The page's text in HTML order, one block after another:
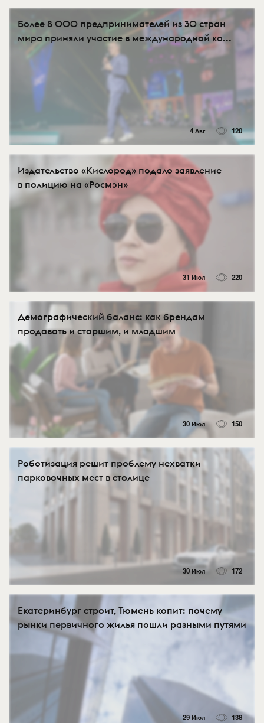
Более 8 000 предпринимателей из 30 стран
мира приняли участие в международной ко...
4 Авг 120
Издательство «Кислород» подало заявление
в полицию на «Росмэн»
31 Июл 220
Демографический баланс: как брендам
продавать и старшим, и младшим
30 Июл 150
Роботизация решит проблему нехватки
парковочных мест в столице
30 Июл 172
Екатеринбург строит, Тюмень копит: почему
рынки первичного жилья пошли разными путями
29 Июл 138